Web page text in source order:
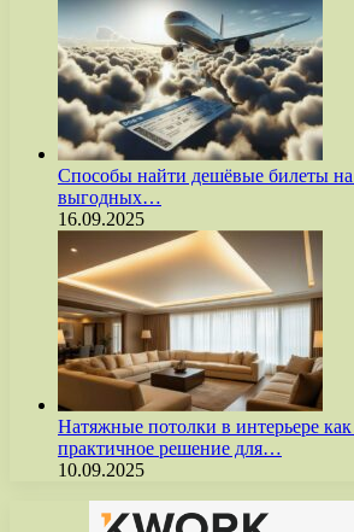
Способы найти дешёвые билеты на
выгодных…
16.09.2025
Натяжные потолки в интерьере как
практичное решение для…
10.09.2025